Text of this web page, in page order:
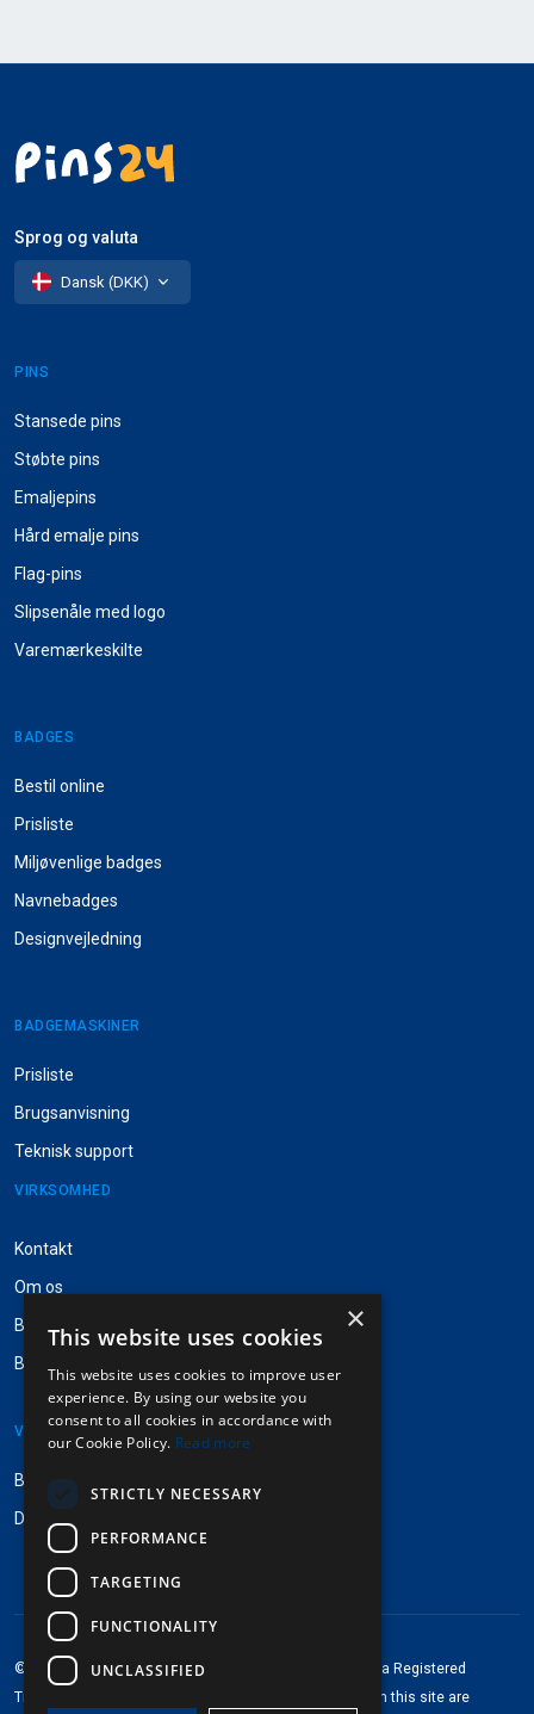
Sprog og valuta
Dansk (DKK)
PINS
Stansede pins
Støbte pins
Emaljepins
Hård emalje pins
Flag-pins
Slipsenåle med logo
Varemærkeskilte
BADGES
Bestil online
Prisliste
Miljøvenlige badges
Navnebadges
Designvejledning
BADGEMASKINER
Prisliste
Brugsanvisning
Teknisk support
VIRKSOMHED
Kontakt
Om os
Besøg Pinpops®
Badgestock navneskilte
VEJLEDNINGER
Brugsanvisning
Designvejledning
©2013-2026 Pinpops® . All rights reserved. Pinpops
is a Registered
Trademark of Pinpops Ltd. Any brand logos depicted on this site are
×
This website uses cookies
This website uses cookies to improve user
experience. By using our website you
consent to all cookies in accordance with
our Cookie Policy. Read more
STRICTLY NECESSARY
PERFORMANCE
TARGETING
FUNCTIONALITY
UNCLASSIFIED